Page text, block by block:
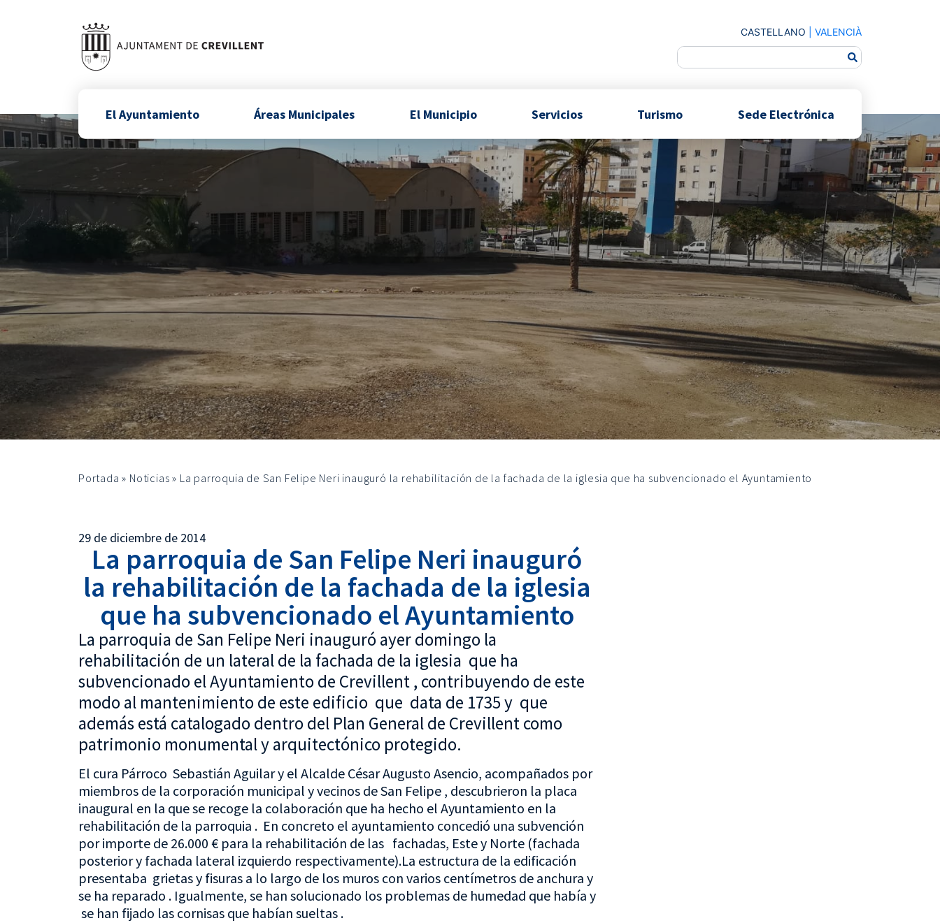
CASTELLANO VALENCIÀ
El Ayuntamiento Áreas Municipales El Municipio Servicios Turismo Sede Electrónica
Portada » Noticias » La parroquia de San Felipe Neri inauguró la rehabilitación de la fachada de la iglesia que ha subvencionado el Ayuntamiento
29 de diciembre de 2014
La parroquia de San Felipe Neri inauguró
la rehabilitación de la fachada de la iglesia
que ha subvencionado el Ayuntamiento
La parroquia de San Felipe Neri inauguró ayer domingo la
rehabilitación de un lateral de la fachada de la iglesia que ha
subvencionado el Ayuntamiento de Crevillent , contribuyendo de este
modo al mantenimiento de este edificio que data de 1735 y que
además está catalogado dentro del Plan General de Crevillent como
patrimonio monumental y arquitectónico protegido.
El cura Párroco Sebastián Aguilar y el Alcalde César Augusto Asencio, acompañados por
miembros de la corporación municipal y vecinos de San Felipe , descubrieron la placa
inaugural en la que se recoge la colaboración que ha hecho el Ayuntamiento en la
rehabilitación de la parroquia . En concreto el ayuntamiento concedió una subvención
por importe de 26.000 € para la rehabilitación de las fachadas, Este y Norte (fachada
posterior y fachada lateral izquierdo respectivamente).La estructura de la edificación
presentaba grietas y fisuras a lo largo de los muros con varios centímetros de anchura y
se ha reparado . Igualmente, se han solucionado los problemas de humedad que había y
se han fijado las cornisas que habían sueltas .